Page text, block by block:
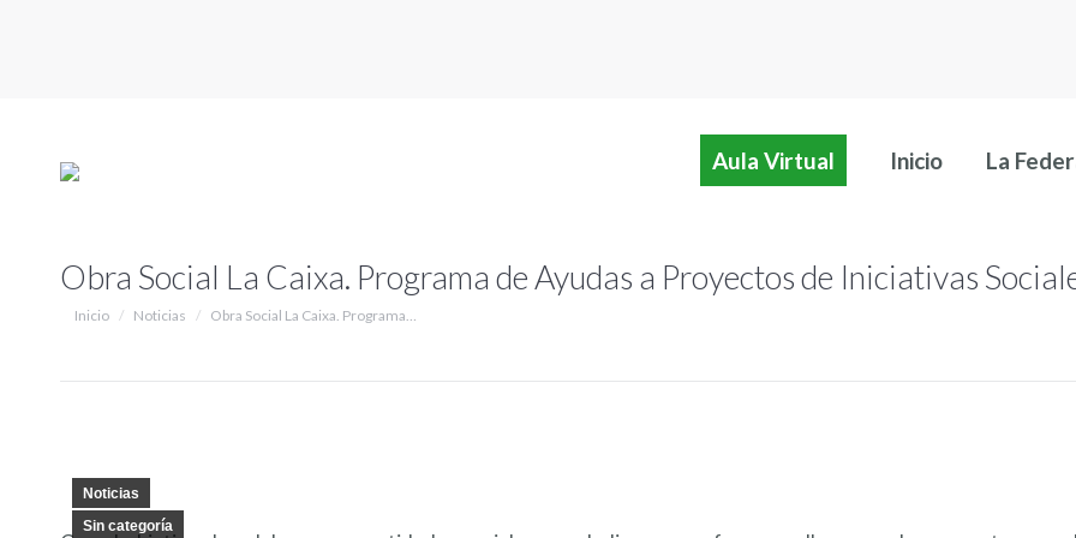
Aula Virtual Inicio La
Obra Social La Caixa. Programa de Ayudas a Proyectos de Iniciativas
Estás aquí:
Inicio Noticias Obra Social La Caixa. Programa…
Noticias
Sin categoría